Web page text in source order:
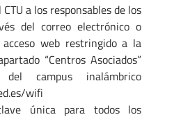
a los responsables de los
del correo electrónico o
web restringido a la
“Centros Asociados”
campus inalámbrico
wifi
única para todos los